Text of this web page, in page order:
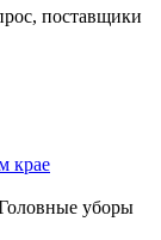
поставщики
крае
уборы